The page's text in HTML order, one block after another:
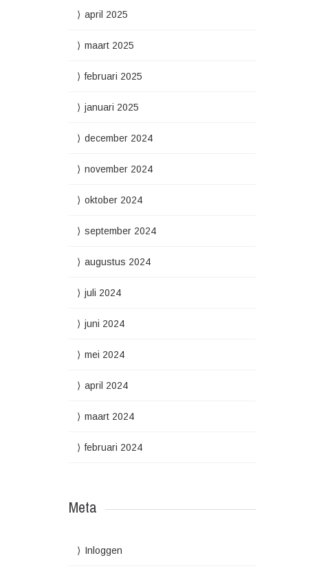
april 2025
maart 2025
februari 2025
januari 2025
december 2024
november 2024
oktober 2024
september 2024
augustus 2024
juli 2024
juni 2024
mei 2024
april 2024
maart 2024
februari 2024
Meta
Inloggen